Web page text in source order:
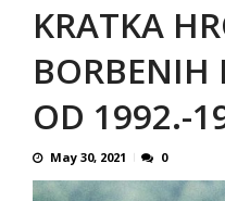
KRATKA
BORBENIH
OD 1992.-
May 30, 2021 0